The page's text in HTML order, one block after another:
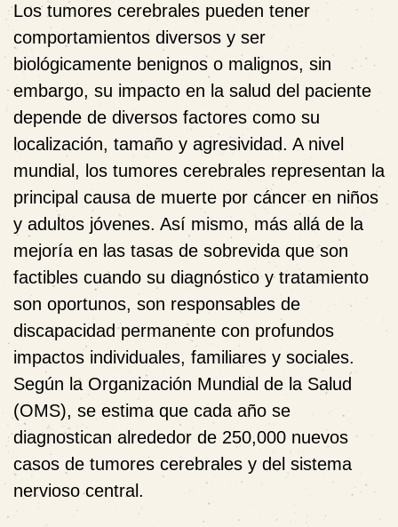
Los tumores cerebrales pueden tener
comportamientos diversos y ser
biológicamente benignos o malignos, sin
embargo, su impacto en la salud del paciente
depende de diversos factores como su
localización, tamaño y agresividad. A nivel
mundial, los tumores cerebrales representan la
principal causa de muerte por cáncer en niños
y adultos jóvenes. Así mismo, más allá de la
mejoría en las tasas de sobrevida que son
factibles cuando su diagnóstico y tratamiento
son oportunos, son responsables de
discapacidad permanente con profundos
impactos individuales, familiares y sociales.
Según la Organización Mundial de la Salud
(OMS), se estima que cada año se
diagnostican alrededor de 250,000 nuevos
casos de tumores cerebrales y del sistema
nervioso central.